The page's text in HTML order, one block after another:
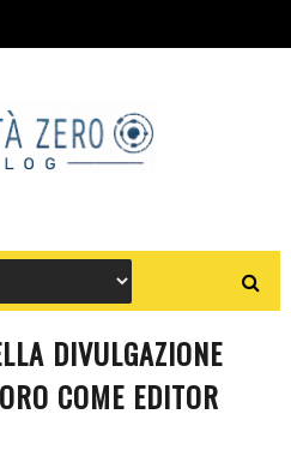
DIVULGAZIONE
COME EDITOR